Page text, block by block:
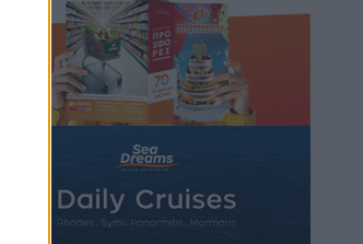
Iατρικός Σύλλογος Ροδου προς Α.
Γεωργιάδη: Στρατηγικές Προτάσεις για
την Ενίσχυση της Δημόσιας Υγείας στη
Νησιωτική Ελλάδα και στα
Νοσοκομεία της Γ΄ Ζώνης
πριν 7 ώρες
Πάνθηρες: Ξεκίνησαν αισιόδοξοι για
την παρθενική “πτήση” τους